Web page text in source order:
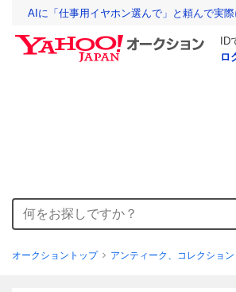
AIに「仕事用イヤホン選んで」と頼んで実
ロ
オークショントップ アンティーク、コレクション